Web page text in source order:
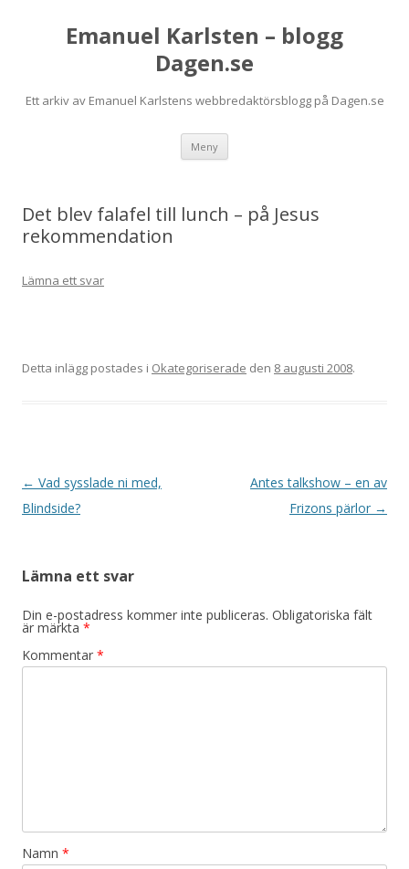
Emanuel Karlsten – blogg
Dagen.se
Ett arkiv av Emanuel Karlstens webbredaktörsblogg på Dagen.se
Meny
Det blev falafel till lunch – på Jesus
rekommendation
Lämna ett svar
Detta inlägg postades i Okategoriserade den 8 augusti 2008.
Inläggsnavigering
← Vad sysslade ni med,
Blindside?
Antes talkshow – en av
Frizons pärlor →
Lämna ett svar
Din e-postadress kommer inte publiceras. Obligatoriska fält
är märkta *
Kommentar *
Namn *